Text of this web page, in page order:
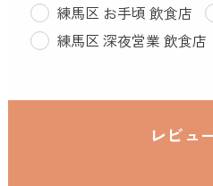
練馬区 お手頃 飲食店
練馬区 深夜営業 飲食店
レビュ